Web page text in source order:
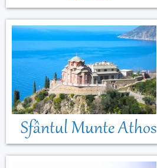
Sfântul Munte Athos